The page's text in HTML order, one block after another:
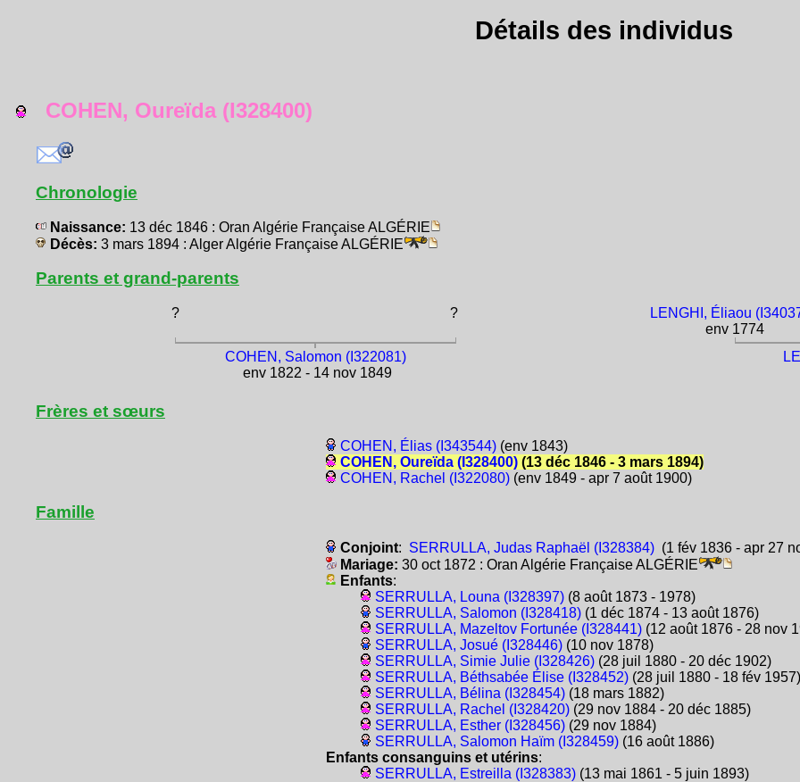
Détails des individus
COHEN, Oureïda (I328400)
Chronologie
Naissance: 13 déc 1846 : Oran Algérie Française ALGÉRIE
Décès: 3 mars 1894 : Alger Algérie Française ALGÉRIE
Parents et grand-parents
? ?
LENGHI, Éliaou
env 1774
COHEN, Salomon (I322081)
env 1822 - 14 nov 1849
Frères et sœurs
COHEN, Élias (I343544) (env 1843)
COHEN, Oureïda (I328400) (13 déc 1846 - 3 mars 1894)
COHEN, Rachel (I322080) (env 1849 - apr 7 août 1900)
Famille
Conjoint: SERRULLA, Judas Raphaël (I328384) (1 fév 1836 - apr 27
Mariage:30 oct 1872 : Oran Algérie Française ALGÉRIE
Enfants:
SERRULLA, Louna (I328397) (8 août 1873 - 1978)
SERRULLA, Salomon (I328418) (1 déc 1874 - 13 août 1876)
SERRULLA, Mazeltov Fortunée (I328441) (12 août 1876 - 28 nov
SERRULLA, Josué (I328446) (10 nov 1878)
SERRULLA, Simie Julie (I328426) (28 juil 1880 - 20 déc 1902)
SERRULLA, Béthsabée Élise (I328452) (28 juil 1880 - 18 fév
SERRULLA, Bélina (I328454) (18 mars 1882)
SERRULLA, Rachel (I328420) (29 nov 1884 - 20 déc 1885)
SERRULLA, Esther (I328456) (29 nov 1884)
SERRULLA, Salomon Haïm (I328459) (16 août 1886)
Enfants consanguins et utérins:
SERRULLA, Estreilla (I328383) (13 mai 1861 - 5 juin 1893)